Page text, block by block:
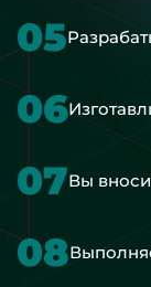
05
06
07Вы
08